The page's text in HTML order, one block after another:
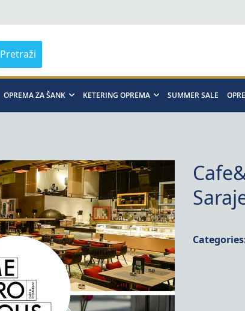
Pretraži
OPREMA ZA ŠANK KETERING OPREMA SUMMER SALE